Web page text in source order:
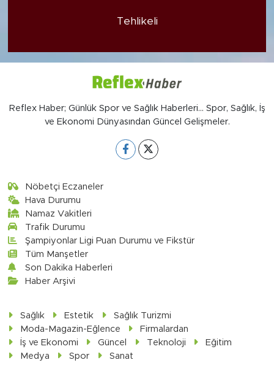
Tehlikeli
Reflex Haber; Günlük Spor ve Sağlık Haberleri... Spor, Sağlık, İş
ve Ekonomi Dünyasından Güncel Gelişmeler.
Nöbetçi Eczaneler
Hava Durumu
Namaz Vakitleri
Trafik Durumu
Şampiyonlar Ligi Puan Durumu ve Fikstür
Tüm Manşetler
Son Dakika Haberleri
Haber Arşivi
Sağlık Estetik
Sağlık Turizmi
Moda-Magazin-Eğlence
Firmalardan
İş ve Ekonomi
Güncel Teknoloji
Eğitim
Medya
Spor Sanat